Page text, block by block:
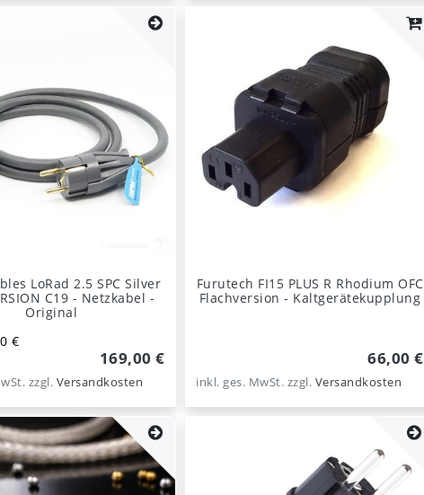
LoRad 2.5 SPC Silver
C19 - Netzkabel -
Original
€
169,00 €
zzgl. Versandkosten
Furutech FI15 PLUS R Rhodium OFC
Flachversion - Kaltgerätekupplung
66,00 €
inkl. ges. MwSt. zzgl. Versandkosten